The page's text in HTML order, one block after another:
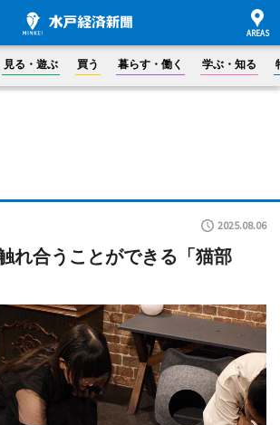
見る・遊ぶ 買う 暮らす・働く 学ぶ・知る
2025.08.06
れ合うことができる「猫部